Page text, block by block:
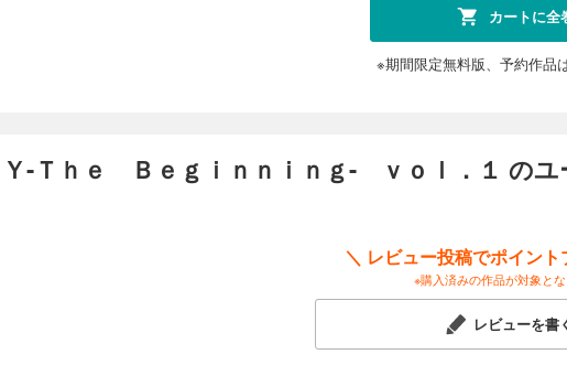
カートに全
※期間限定無料版、予約作品
Ｙ-Ｔｈｅ Ｂｅｇｉｎｎｉｎｇ- ｖｏｌ．１ のユ
＼ レビュー投稿でポイント
※購入済みの作品が対象と
レビューを書